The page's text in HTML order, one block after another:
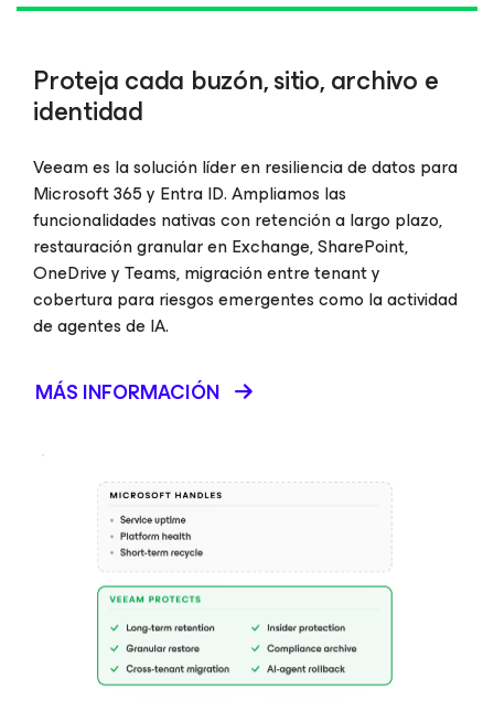
Proteja cada buzón, sitio, archivo e
identidad
Veeam es la solución líder en resiliencia de datos para
Microsoft 365 y Entra ID. Ampliamos las
funcionalidades nativas con retención a largo plazo,
restauración granular en Exchange, SharePoint,
OneDrive y Teams, migración entre tenant y
cobertura para riesgos emergentes como la actividad
de agentes de IA.
MÁS INFORMACIÓN